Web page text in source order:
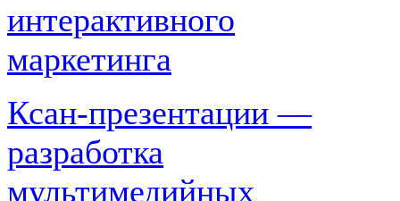
интерактивного
маркетинга
Ксан-презентации —
разработка
мультимедийных